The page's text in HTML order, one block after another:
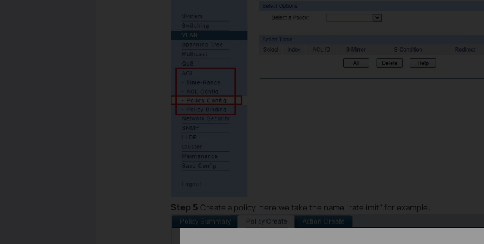
Step 5 Create a policy, here we take the name “ratelimit” for example: